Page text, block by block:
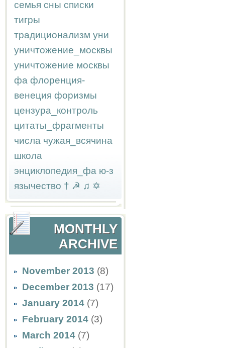
семья сны списки
тигры
традиционализм уни
уничтожение_москвы
уничтожение москвы
фа флоренция-
венеция форизмы
цензура_контроль
цитаты_фрагменты
числа чужая_всячина
школа
энциклопедия_фа ю-з
язычество † ☭ ♫ ✡
MONTHLY
ARCHIVE
November 2013 (8)
December 2013 (17)
January 2014 (7)
February 2014 (3)
March 2014 (7)